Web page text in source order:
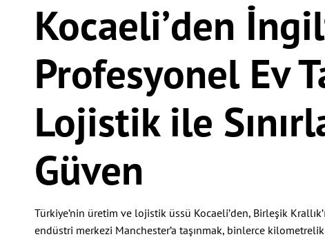
Kocaeli’den
Profesyonel Ev
Lojistik ile
Güven
Türkiye’nin üretim ve lojistik üssü Kocaeli’den, Birleşik
endüstri merkezi Manchester’a taşınmak, binlerce